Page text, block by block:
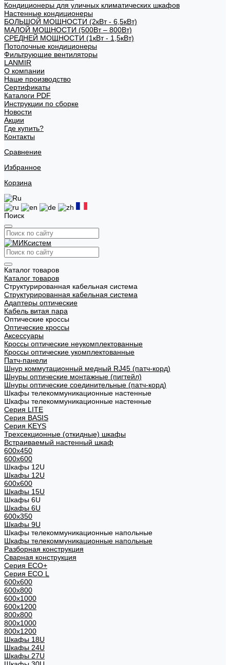
Кондиционеры для уличных климатических шкафов
Настенные кондиционеры
БОЛЬШОЙ МОЩНОСТИ (2кВт - 6,5кВт)
МАЛОЙ МОЩНОСТИ (500Вт – 800Вт)
СРЕДНЕЙ МОЩНОСТИ (1кВт - 1,5кВт)
Потолочные кондиционеры
Фильтрующие вентиляторы
LANMIR
О компании
Наше производство
Сертификаты
Каталоги PDF
Инструкции по сборке
Новости
Акции
Где купить?
Контакты
Сравнение
Избранное
Корзина
Поиск
Каталог товаров
Каталог товаров
Структурированная кабельная система
Структурированная кабельная система
Адаптеры оптические
Кабель витая пара
Оптические кроссы
Оптические кроссы
Аксессуары
Кроссы оптические неукомплектованные
Кроссы оптические укомплектованные
Патч-панели
Шнур коммутационный медный RJ45 (патч-корд)
Шнуры оптические монтажные (пигтейл)
Шнуры оптические соединительные (патч-корд)
Шкафы телекоммуникационные настенные
Шкафы телекоммуникационные настенные
Cерия LITE
Cерия BASIS
Cерия KEYS
Трехсекционные (откидные) шкафы
Встраиваемый настенный шкаф
600x450
600x600
Шкафы 12U
Шкафы 12U
600x600
Шкафы 15U
Шкафы 6U
Шкафы 6U
600x350
Шкафы 9U
Шкафы телекоммуникационные напольные
Шкафы телекоммуникационные напольные
Разборная конструкция
Сварная конструкция
Серия ECO+
Серия ECO L
600x600
600x800
600х1000
600х1200
800x800
800х1000
800х1200
Шкафы 18U
Шкафы 24U
Шкафы 27U